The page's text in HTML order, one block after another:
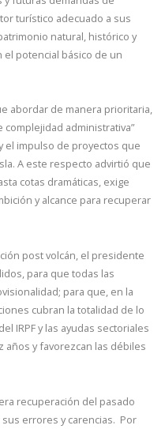
turístico adecuado a sus
natural, histórico y
el potencial básico de un
abordar de manera prioritaria,
complejidad administrativa”
el impulso de proyectos que
A este respecto advirtió que
cotas dramáticas, exige
y alcance para recuperar
post volcán, el presidente
para que todas las
para que, en la
cubran la totalidad de lo
IRPF y las ayudas sectoriales
años y favorezcan las débiles
recuperación del pasado
errores y carencias. Por